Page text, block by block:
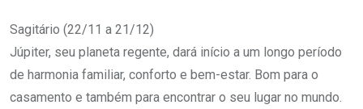
Sagitário (22/11 a 21/12)
Júpiter, seu planeta regente, dará início a um longo período
de harmonia familiar, conforto e bem-estar. Bom para o
casamento e também para encontrar o seu lugar no mundo.